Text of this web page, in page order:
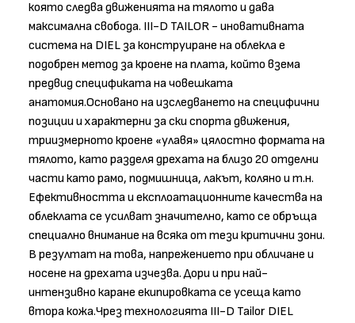
която следва движенията на тялото и дава
максимална свобода. III-D TAILOR - иновативната
система на DIEL за конструиране на облекла е
подобрен метод за кроене на плата, който взема
предвид спецификата на човешката
анатомия.Основано на изследването на специфични
позиции и характерни за ски спорта движения,
триизмерното кроене «улавя» цялостно формата на
тялото, като разделя дрехата на близо 20 отделни
части като рамо, подмишница, лакът, коляно и т.н.
Ефективността и експлоатационните качества на
облеклата се усилват значително, като се обръща
специално внимание на всяка от тези критични зони.
В резултат на това, напрежението при обличане и
носене на дрехата изчезва. Дори и при най-
интензивно каране екипировката се усеща като
втора кожа.Чрез технологията III-D Tailor DIEL